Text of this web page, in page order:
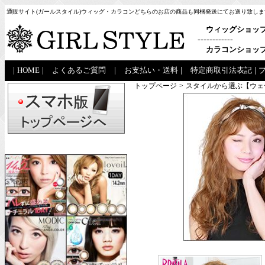
通販サイト(ガールスタイル)ウィッグ・カラコンどちらのお店の商品も同梱発送にてお送り致し
ウィッグショッ
------------
カラコンショッ
HOME よくあるご質問 お支払い・送料 特定商取引法表記
トップページ > スタイルから選ぶ【ウ